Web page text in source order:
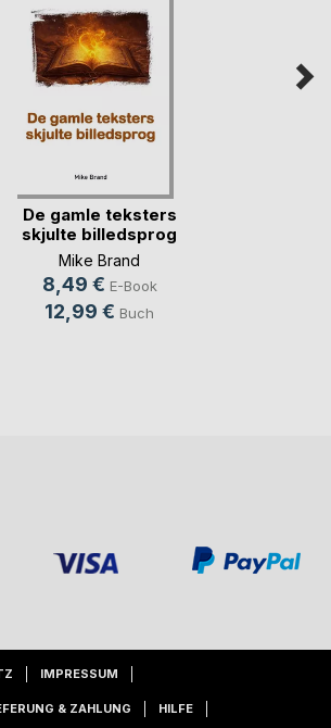
De gamle teksters
skjulte billedsprog
Mike Brand
8,49 € E-Book
12,99 € Buch
IMPRESSUM
& ZAHLUNG HILFE